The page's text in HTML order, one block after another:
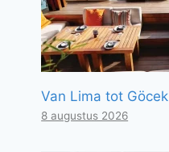
Van Lima tot Göcek
8 augustus 2026